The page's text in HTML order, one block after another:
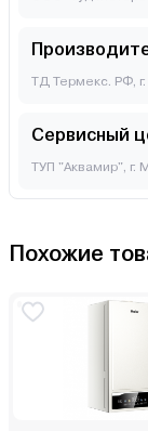
ТД Термекс. РФ, г.
Сервисный
ТУП "Аквамир", г.
Похожие